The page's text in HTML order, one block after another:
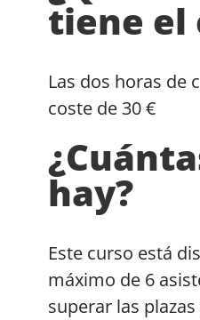
tiene el
Las dos horas de
coste de 30 €
hay?
Este curso está
máximo de 6
superar las